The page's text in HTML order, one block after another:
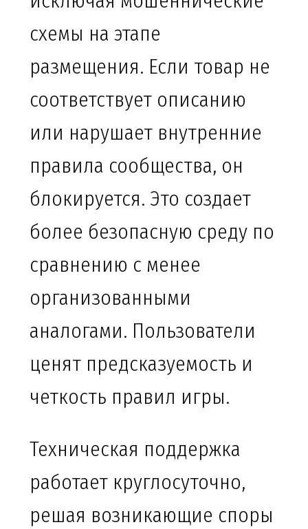
схемы на этапе
размещения. Если товар не
соответствует описанию
или нарушает внутренние
правила сообщества, он
блокируется. Это создает
более безопасную среду по
сравнению с менее
организованными
аналогами. Пользователи
ценят предсказуемость и
четкость правил игры.
Техническая поддержка
работает круглосуточно,
решая возникающие споры